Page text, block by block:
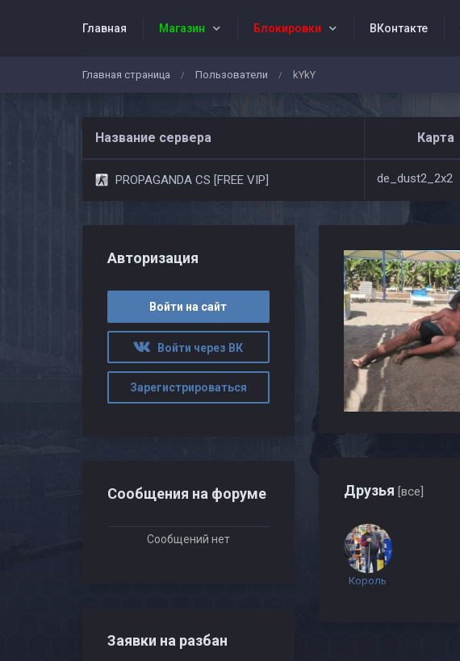
Главная Магазин Блокировки ВКонтакте
Администраторы
Главная страница / Пользователи / kYkY
Название сервера Карта
PROPAGANDA CS [FREE VIP] de_dust2_2x2
Друзья [все]
Король
Авторизация
Войти на сайт
Войти через ВК
Зарегистрироваться
Сообщения на форуме
Сообщений нет
Заявки на разбан